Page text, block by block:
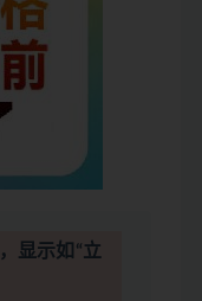
显示如“立